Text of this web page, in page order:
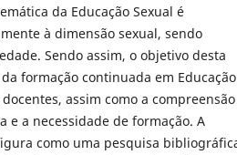
da Educação Sexual é
à dimensão sexual, sendo
Sendo assim, o objetivo desta
formação continuada em Educação
assim como a compreensão
e a necessidade de formação. A
como uma pesquisa